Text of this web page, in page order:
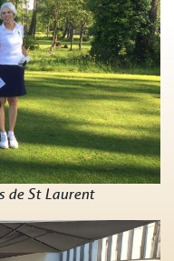
de St Laurent